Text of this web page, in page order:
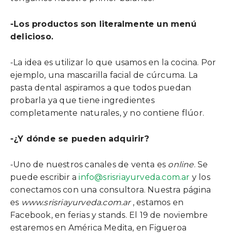
-Los productos son literalmente un menú
delicioso.
-La idea es utilizar lo que usamos en la cocina. Por
ejemplo, una mascarilla facial de cúrcuma. La
pasta dental aspiramos a que todos puedan
probarla ya que tiene ingredientes
completamente naturales, y no contiene flúor.
-¿Y dónde se pueden adquirir?
-Uno de nuestros canales de venta es online. Se
puede escribir ainfo@srisriayurveda.com.ar y los
conectamos con una consultora. Nuestra página
es www.srisriayurveda.com.ar, estamos en
Facebook, en ferias y stands. El 19 de noviembre
estaremos en América Medita, en Figueroa